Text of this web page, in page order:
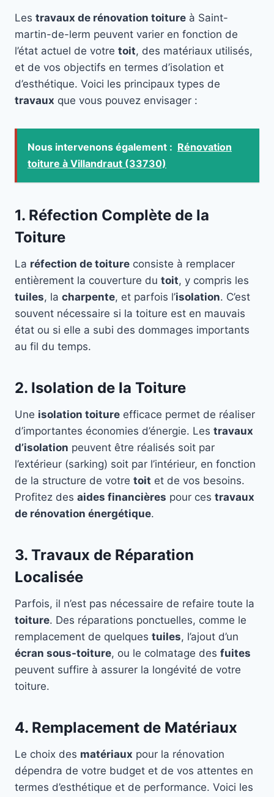
Les travaux de rénovation toiture à Saint-
martin-de-lerm peuvent varier en fonction de
l’état actuel de votre toit, des matériaux utilisés,
et de vos objectifs en termes d’isolation et
d’esthétique. Voici les principaux types de
travaux que vous pouvez envisager :
Nous intervenons également : Rénovation
toiture à Villandraut (33730)
1. Réfection Complète de la
Toiture
La réfection de toiture consiste à remplacer
entièrement la couverture du toit, y compris les
tuiles, la charpente, et parfois l’isolation. C’est
souvent nécessaire si la toiture est en mauvais
état ou si elle a subi des dommages importants
au fil du temps.
2. Isolation de la Toiture
Une isolation toiture efficace permet de réaliser
d’importantes économies d’énergie. Les travaux
d’isolation peuvent être réalisés soit par
l’extérieur (sarking) soit par l’intérieur, en fonction
de la structure de votre toit et de vos besoins.
Profitez des aides financières pour ces travaux
de rénovation énergétique.
3. Travaux de Réparation
Localisée
Parfois, il n’est pas nécessaire de refaire toute la
toiture. Des réparations ponctuelles, comme le
remplacement de quelques tuiles, l’ajout d’un
écran sous-toiture, ou le colmatage des fuites
peuvent suffire à assurer la longévité de votre
toiture.
4. Remplacement de Matériaux
Le choix des matériaux pour la rénovation
dépendra de votre budget et de vos attentes en
termes d’esthétique et de performance. Voici les